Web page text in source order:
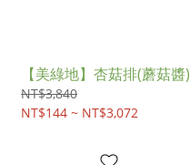
【美綠地】杏菇排(蘑菇醬)
NT$3,840
NT$144 ~ NT$3,072